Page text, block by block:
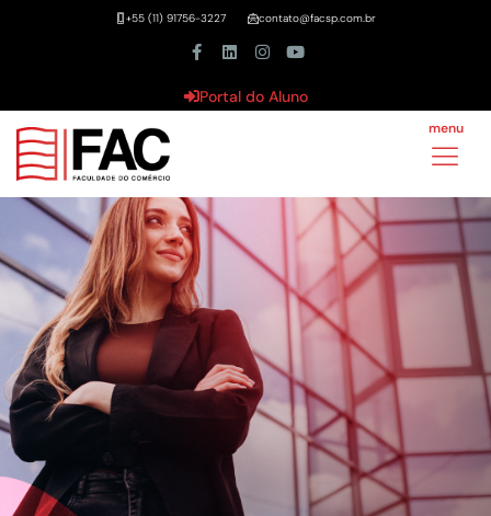
+55 (11) 91756-3227 contato@facsp.com.br
Portal do Aluno
menu